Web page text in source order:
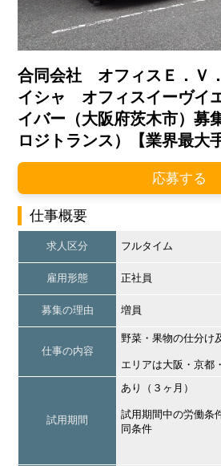
合同会社 オフィスＥ．Ｖ
イシャ オフィスイーヴイ
イバー（大阪府茨木市）募
ロジトランス）【業界最大
応募する
仕事概要
求人区分 フルタイム
雇用形態 正社員
募集の理由 増員
仕事の内容
野菜・果物の仕分け
エリアは大阪・京都
試用期間
あり（３ヶ月）
試用期間中の労働条
同条件